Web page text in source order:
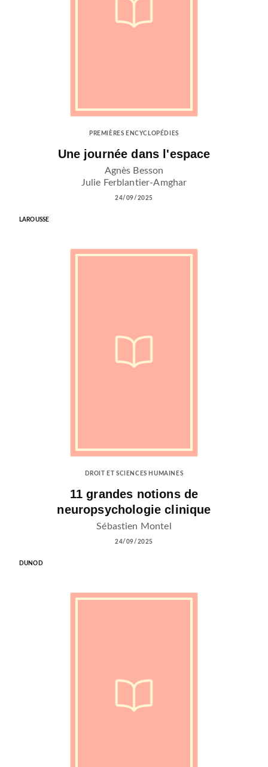
PREMIÈRES ENCYCLOPÉDIES
Une journée dans l'espace
Agnès Besson
Julie Ferblantier-Amghar
24/09/2025
LAROUSSE
DROIT ET SCIENCES HUMAINES
11 grandes notions de
neuropsychologie clinique
Sébastien Montel
24/09/2025
DUNOD